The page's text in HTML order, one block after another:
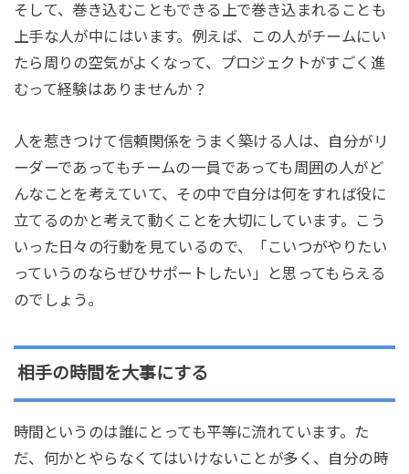
そして、巻き込むこともできる上で巻き込まれることも
上手な人が中にはいます。例えば、この人がチームにい
たら周りの空気がよくなって、プロジェクトがすごく進
むって経験はありませんか？
人を惹きつけて信頼関係をうまく築ける人は、自分がリ
ーダーであってもチームの一員であっても周囲の人がど
んなことを考えていて、その中で自分は何をすれば役に
立てるのかと考えて動くことを大切にしています。こう
いった日々の行動を見ているので、「こいつがやりたい
っていうのならぜひサポートしたい」と思ってもらえる
のでしょう。
相手の時間を大事にする
時間というのは誰にとっても平等に流れています。た
だ、何かとやらなくてはいけないことが多く、自分の時